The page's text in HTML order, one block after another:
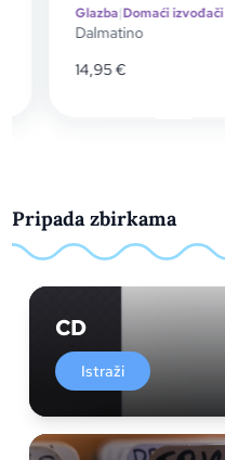
Glazba|Domaći izvođači
Dalmatino
14,95€
Pripada zbirkama
CD
Istraži